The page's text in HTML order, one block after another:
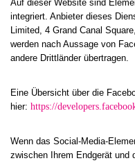
Auf dieser Website sind
integriert. Anbieter dieses
Limited, 4 Grand Canal
werden nach Aussage von
andere Drittländer übertragen.
Eine Übersicht über die
hier: https://
Wenn das Social-Media-
zwischen Ihrem Endgerät und